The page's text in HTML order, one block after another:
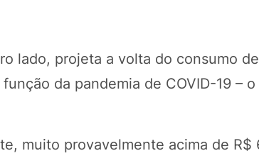
lado, projeta a volta do consumo
da pandemia de COVID-19 –
muito provavelmente acima de R$